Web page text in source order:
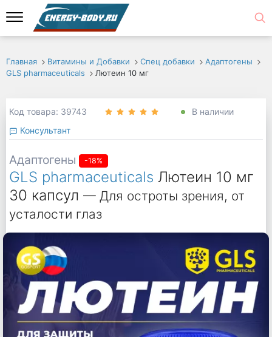
Главная Витамины и Добавки Спец добавки
Адаптогены
GLS pharmaceuticals
Лютеин 10 мг
Код товара: 39743
В наличии
Консультант
Адаптогены -18%
GLS pharmaceuticals Лютеин 10 мг
30 капсул — Для остроты зрения, от
усталости глаз